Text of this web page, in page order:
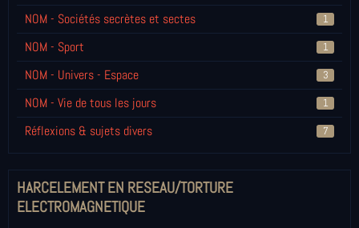
NOM - Sociétés secrètes et sectes 1
NOM - Sport 1
NOM - Univers - Espace 3
NOM - Vie de tous les jours 1
Réflexions & sujets divers 7
HARCELEMENT EN RESEAU/TORTURE
ELECTROMAGNETIQUE